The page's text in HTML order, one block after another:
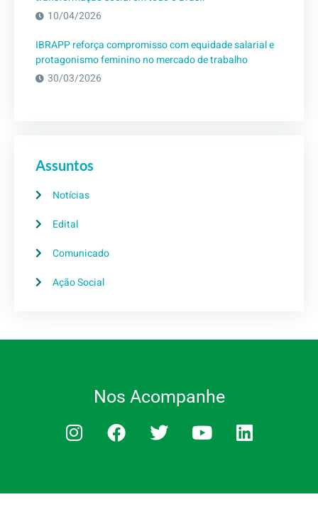
10/04/2026
IBRAPP reforça compromisso com equidade salarial e
protagonismo feminino no mercado de trabalho
30/03/2026
Assuntos
Notícias
Edital
Comunicado
Ação Social
Nos Acompanhe